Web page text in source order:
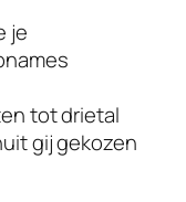
je
tot drietal
gij gekozen